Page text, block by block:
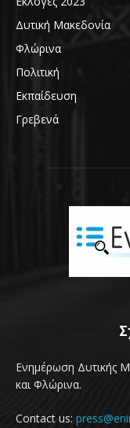
Δυτική Μακεδονία
Φλώρινα
Πολιτική
Εκπαίδευση
Γρεβενά
Ενημέρωση Δυτικής
και Φλώρινα.
Contact us: